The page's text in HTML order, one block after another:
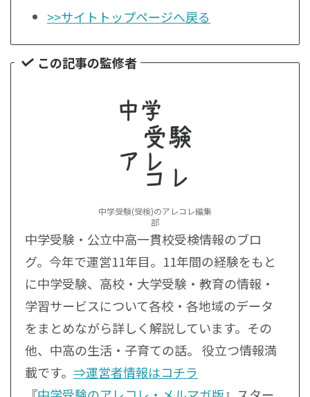
>>サイトトップページへ戻る
この記事の監修者
中学受験(受検)のアレコレ編集
部
中学受験・公立中高一貫校受検情報のブロ
グ。今年で運営11年目。11年間の経験をもと
に中学受験、高校・大学受験・教育の情報・
学習サービスについて各校・各地域のデータ
をまとめながら詳しく解説しています。その
他、中高の生活・子育ての話。 役立つ情報満
載です。 ⇒運営者情報はコチラ